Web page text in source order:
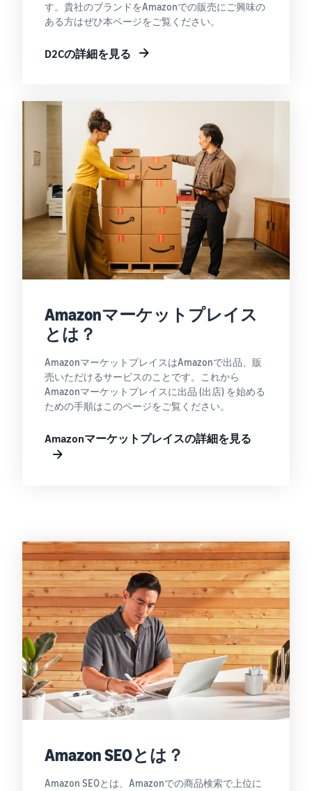
す。貴社のブランドをAmazonでの販売にご興味の
ある方はぜひ本ページをご覧ください。
D2Cの詳細を見る
Amazonマーケットプレイス
とは？
AmazonマーケットプレイスはAmazonで出品、販
売いただけるサービスのことです。これから
Amazonマーケットプレイスに出品 (出店) を始める
ための手順はこのページをご覧ください。
Amazonマーケットプレイスの詳細を見る
Amazon SEOとは？
Amazon SEOとは、Amazonでの商品検索で上位に